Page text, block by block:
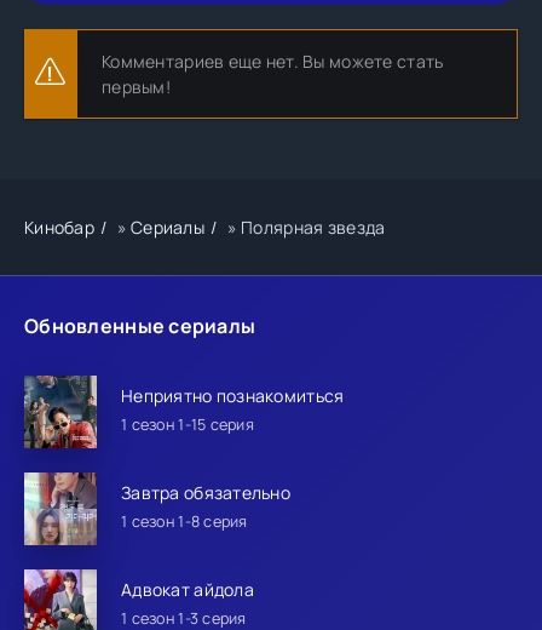
Обновленные сериалы
Неприятно познакомиться
1 сезон 1-15 серия
Завтра обязательно
1 сезон 1-8 серия
Адвокат айдола
1 сезон 1-3 серия
Комментариев еще нет. Вы можете стать
первым!
Кинобар »Сериалы » Полярная звезда